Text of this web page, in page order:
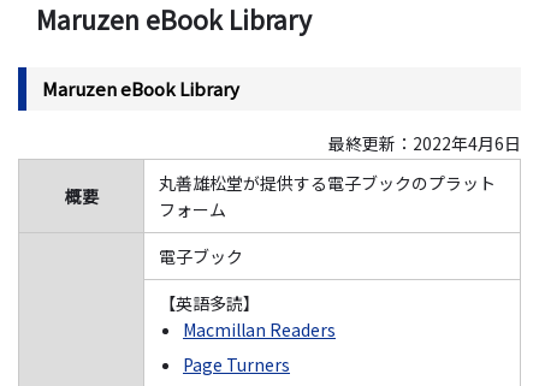
Maruzen eBook Library
Maruzen eBook Library
最終更新：2022年4月6日
概要
丸善雄松堂が提供する電子ブックのプラット
フォーム
電子ブック
【英語多読】
Macmillan Readers
Page Turners